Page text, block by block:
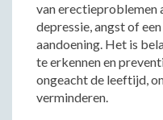
van erectieproblemen
depressie, angst of
aandoening. Het is
te erkennen en
ongeacht de leeftijd,
verminderen.